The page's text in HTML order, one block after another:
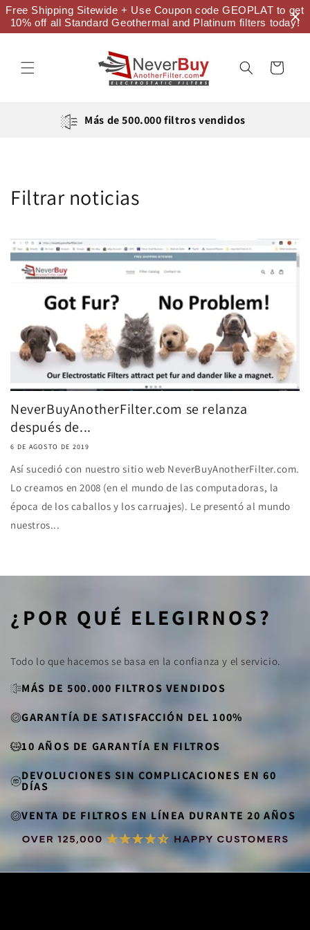
Free Shipping Sitewide + Use Coupon code GEOPLAT to get
10% off all Standard Geothermal and Platinum filters today!
directamente
al contenido
Carrito
Más de 500.000 filtros vendidos
Filtrar noticias
NeverBuyAnotherFilter.com se relanza
después de...
6 DE AGOSTO DE 2019
Así sucedió con nuestro sitio web NeverBuyAnotherFilter.com.
Lo creamos en 2008 (en el mundo de las computadoras, la
época de los caballos y los carruajes). Le presentó al mundo
nuestros...
¿POR QUÉ ELEGIRNOS?
Todo lo que hacemos se basa en la confianza y el servicio.
MÁS DE 500.000 FILTROS VENDIDOS
GARANTÍA DE SATISFACCIÓN DEL 100%
10 AÑOS DE GARANTÍA EN FILTROS
DEVOLUCIONES SIN COMPLICACIONES EN 60
DÍAS
VENTA DE FILTROS EN LÍNEA DURANTE 20 AÑOS